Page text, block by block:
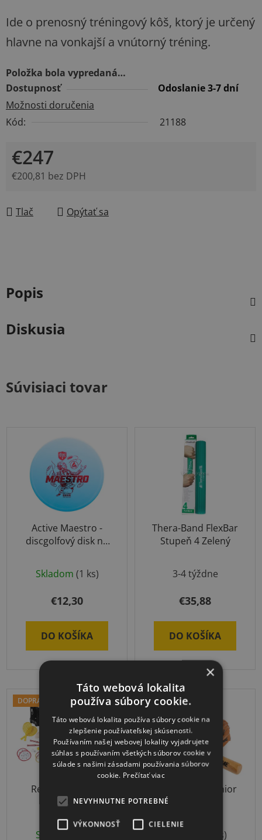
Ide o prenosný tréningový kôš, ktorý je určený
hlavne na vonkajší a vnútorný tréning.
Položka bola vypredaná…
Dostupnosť
Odoslanie 3-7 dní
Možnosti doručenia
Kód:
21188
€247
€200,81 bez DPH
Tlač
Opýtať sa
Popis
Diskusia
Súvisiaci tovar
Active Maestro -
discgolfový disk na
Skladom (1 ks)
€12,30
DO KOŠÍKA
Thera-Band FlexBar
Stupeň 4 Zelený
hodnotenie
produktu
5,0
z
5
hviezdičiek.
3-4 týždne
€35,88
DO KOŠÍKA
DOPRAVA ZADARMO
Relaxačný herný
školský set
Skladom
Baseball SET Junior
(1 ks)
×
Táto webová lokalita
používa súbory cookie.
Táto webová lokalita používa súbory cookie na
zlepšenie používateľskej skúsenosti.
Používaním našej webovej lokality vyjadrujete
súhlas s používaním všetkých súborov cookie v
súlade s našimi zásadami používania súborov
cookie. Prečítať viac
NEVYHNUTNE POTREBNÉ
VÝKONNOSŤ CIELENIE